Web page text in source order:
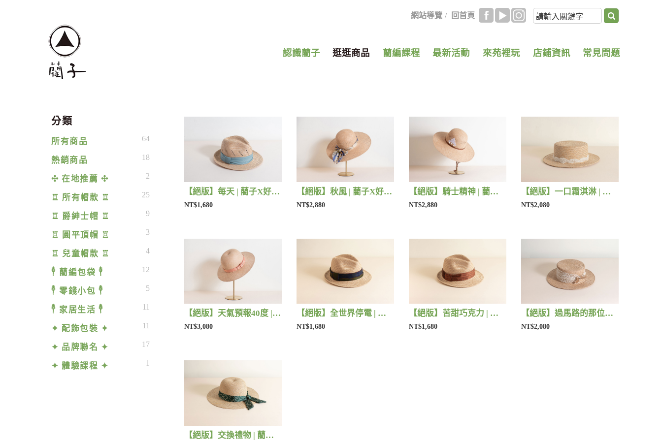
網站導覽 / 回首頁
認識藺子 逛逛商品 藺編課程 最新活動 來苑裡玩 店鋪資訊 常見問題
分類
所有商品 64
熱銷商品 18
✣ 在地推薦 ✣ 2
♖ 所有帽款 ♖ 25
♖ 爵紳士帽 ♖ 9
♖ 圓平頂帽 ♖ 3
♖ 兒童帽款 ♖ 4
𓇣 藺編包袋 𓇣 12
𓇣 零錢小包 𓇣 5
𓇣 家居生活 𓇣 11
✦ 配飾包裝 ✦ 11
✦ 品牌聯名 ✦ 17
✦ 體驗課程 ✦ 1
【絕版】每天 | 藺子X好煩小姐
NT$1,680
【絕版】秋風 | 藺子X好煩小姐
NT$2,880
【絕版】騎士精神 | 藺子X好煩小姐
NT$2,880
【絕版】一口霜淇淋 | 藺子X好煩小姐
NT$2,080
【絕版】天氣預報40度 | 藺子X好煩小姐
NT$3,080
【絕版】全世界停電 | 藺子X好煩小姐
NT$1,680
【絕版】苦甜巧克力 | 藺子X好煩小姐
NT$1,680
【絕版】過馬路的那位女孩 | 藺子X好煩小姐
NT$2,080
【絕版】交換禮物 | 藺子X好煩小姐